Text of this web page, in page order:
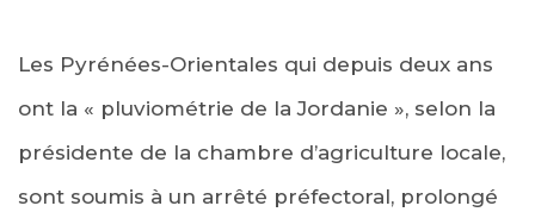
Les Pyrénées-Orientales qui depuis deux ans
ont la « pluviométrie de la Jordanie », selon la
présidente de la chambre d’agriculture locale,
sont soumis à un arrêté préfectoral, prolongé